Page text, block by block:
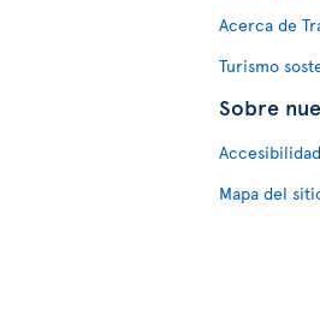
Acerca de
Turismo
Sobre
Mapa del